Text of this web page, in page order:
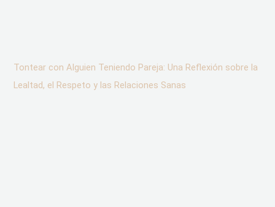
Tontear con Alguien Teniendo Pareja: Una Reflexión sobre la
Lealtad, el Respeto y las Relaciones Sanas